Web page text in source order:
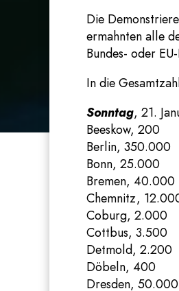
Die
ermahnten alle
Bundes- oder
In die
Sonntag, 21.
Beeskow, 200
Berlin, 350.000
Bonn, 25.000
Bremen, 40.000
Chemnitz,
Coburg, 2.000
Cottbus, 3.500
Detmold, 2.200
Döbeln, 400
Dresden, 50.000